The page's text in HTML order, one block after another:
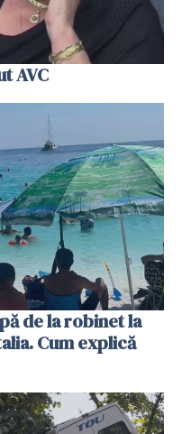
AVC
de la robinet la
Cum explică